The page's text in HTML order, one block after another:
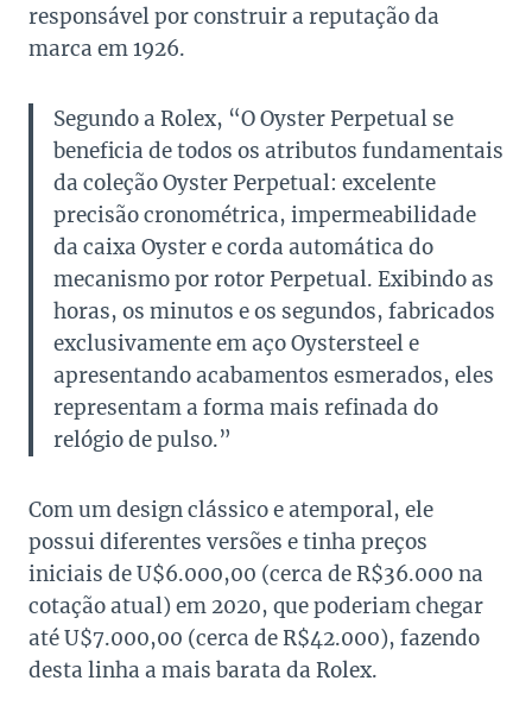
responsável por construir a reputação da
marca em 1926.
Segundo a Rolex, “O Oyster Perpetual se
beneficia de todos os atributos fundamentais
da coleção Oyster Perpetual: excelente
precisão cronométrica, impermeabilidade
da caixa Oyster e corda automática do
mecanismo por rotor Perpetual. Exibindo as
horas, os minutos e os segundos, fabricados
exclusivamente em aço Oystersteel e
apresentando acabamentos esmerados, eles
representam a forma mais refinada do
relógio de pulso.”
Com um design clássico e atemporal, ele
possui diferentes versões e tinha preços
iniciais de U$6.000,00 (cerca de R$36.000 na
cotação atual) em 2020, que poderiam chegar
até U$7.000,00 (cerca de R$42.000), fazendo
desta linha a mais barata da Rolex.